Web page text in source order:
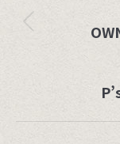
navigation